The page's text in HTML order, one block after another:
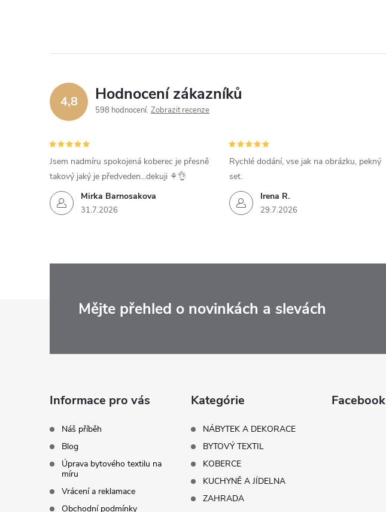
4,8 Hodnocení zákazníků
598 hodnocení Zobrazit recenze
Mirka Barnosakova
31.7.2026
Jsem nadmíru spokojená koberec je přesně
takový jaký je předveden...dekuji ⚘️👌
Irena R.
29.7.2026
Rychlé dodání, vse jak na obrázku, pekný
set.
Mějte přehled o novinkách a slevách
Informace pro vás
Náš příběh
Blog
Úprava bytového textilu na
míru
Vrácení a reklamace
Obchodní podmínky
Kategórie
NÁBYTEK A DEKORACE
BYTOVÝ TEXTIL
KOBERCE
KUCHYNĚ A JÍDELNA
ZAHRADA
Facebook